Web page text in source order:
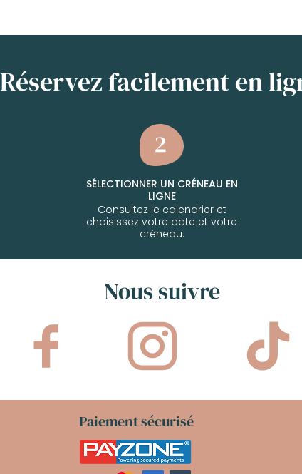
Réservez facilement en
SÉLECTIONNER UN CRÉNEAU EN
LIGNE
Consultez le calendrier et
choisissez votre date et votre
créneau.
Nous suivre
Paiement sécurisé